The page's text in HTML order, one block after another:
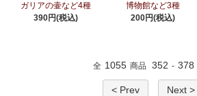
ガリアの壷など4種
390円(税込)
博物館など3種
200円(税込)
全 1055 商品 352 - 378
< Prev Next >